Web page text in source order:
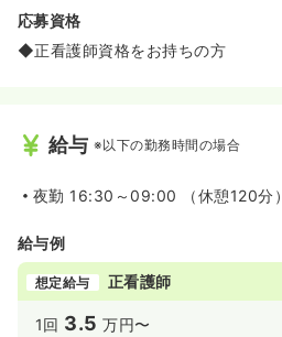
応募資格
◆正看護師資格をお持ちの方
給与 ※以下の勤務時間の場合
夜勤 16:30～09:00 （休憩120分）
給与例
想定給与 正看護師
1回 3.5 万円〜